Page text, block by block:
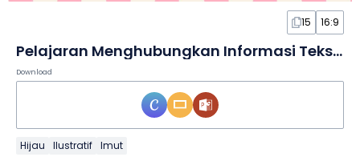
15 16:9
Pelajaran Menghubungkan Informasi Teks yang Imut dalam Slide
Download
Hijau Ilustratif Imut